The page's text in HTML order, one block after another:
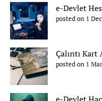
e-Devlet
posted on 1
Çalıntı Kart
posted on 1